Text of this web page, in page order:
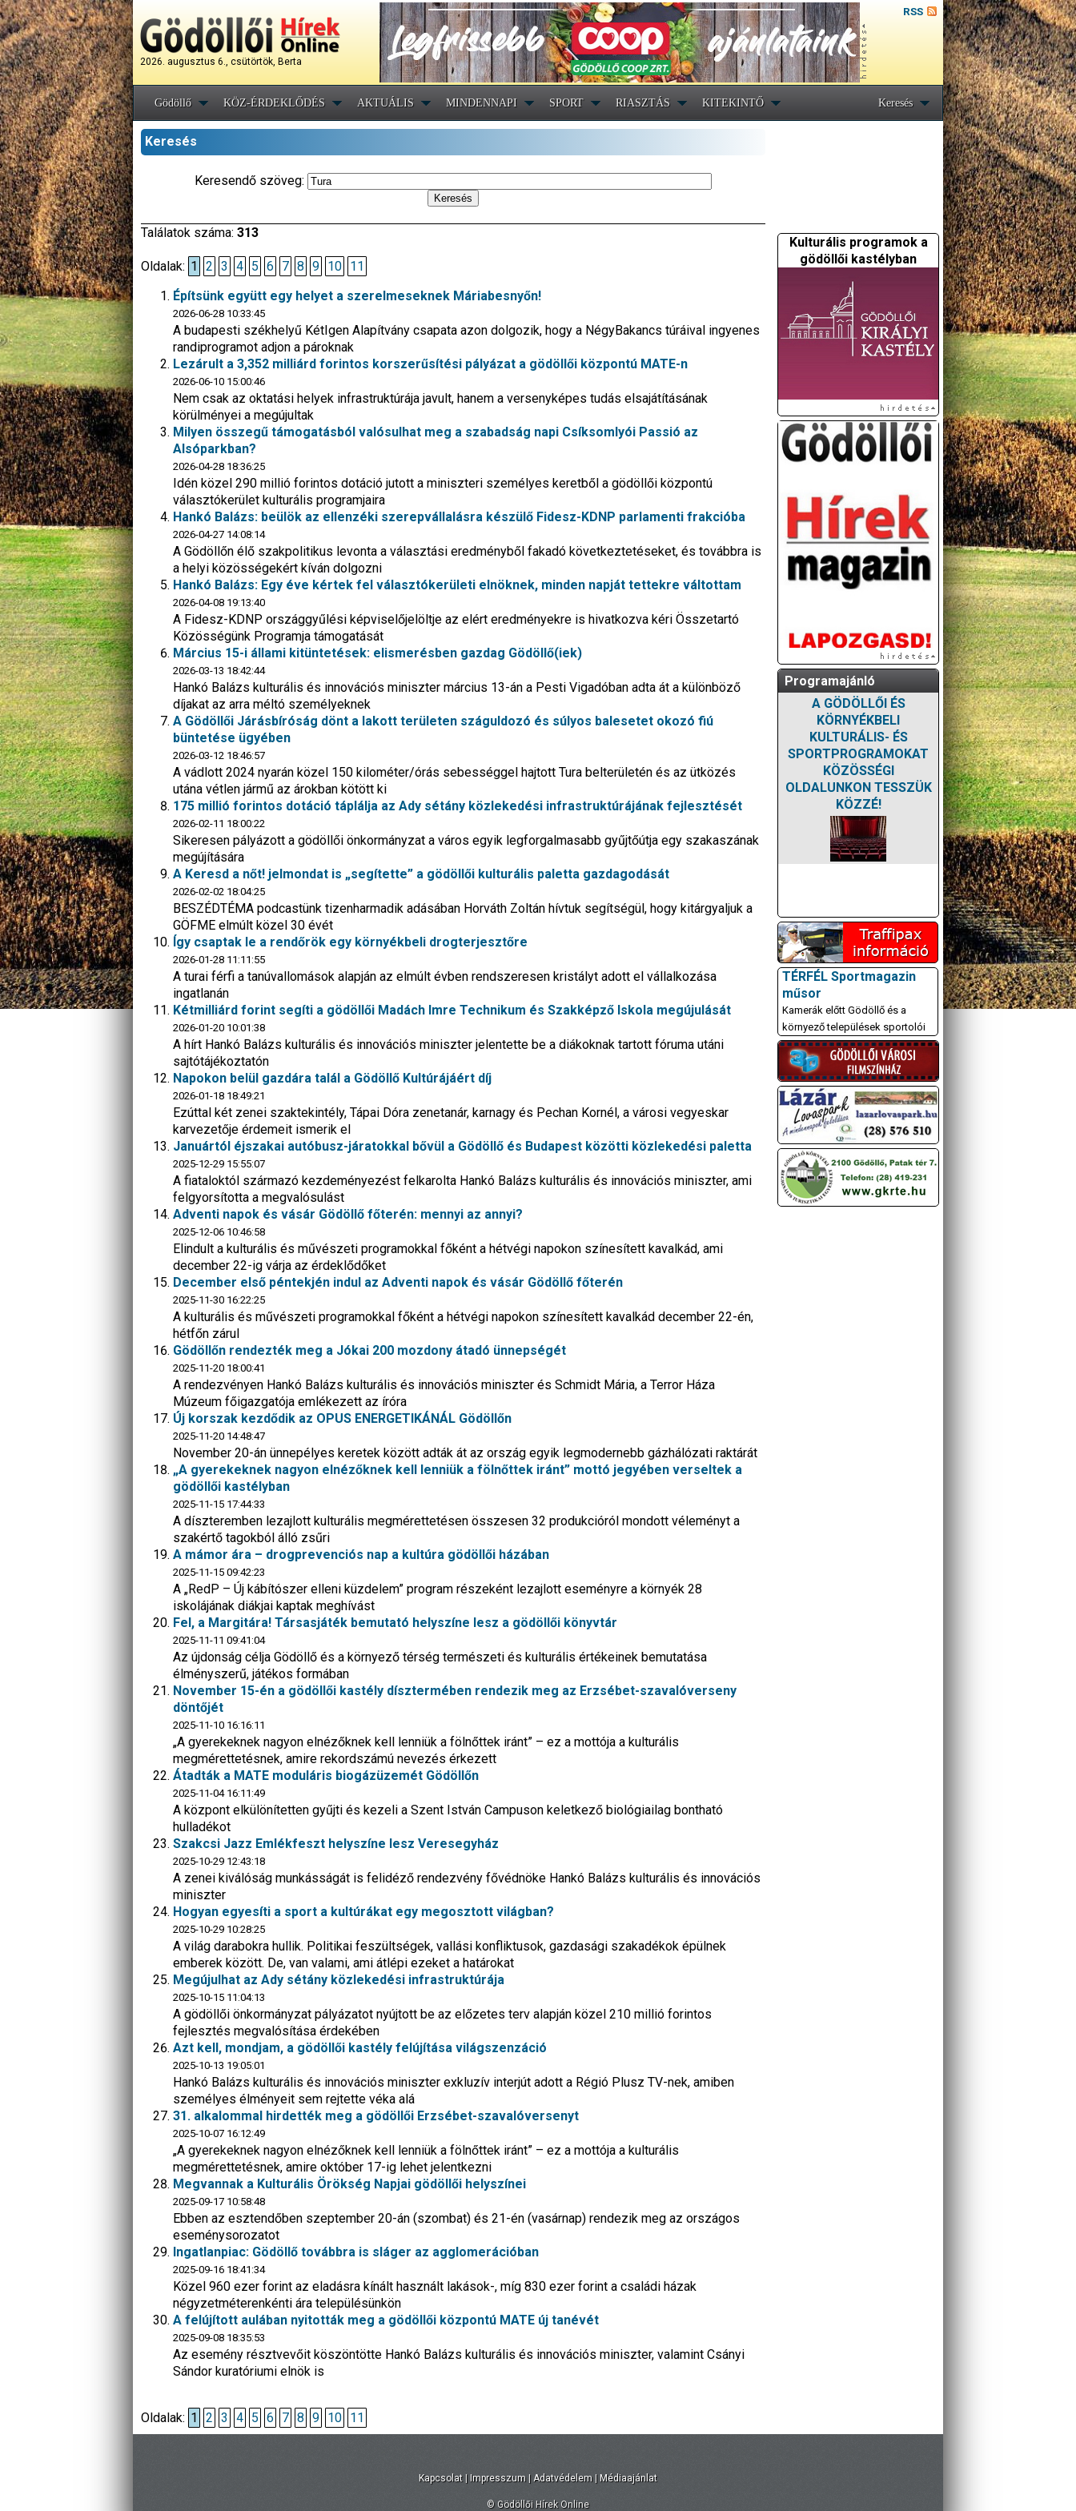
2026. augusztus 6., csütörtök, Berta
RSS
Gödöllő KÖZ-ÉRDEKLŐDÉS AKTUÁLIS MINDENNAPI SPORT RIASZTÁS KITEKINTŐ Keresés
Keresés
Keresendő szöveg:
Találatok száma: 313
Oldalak: 1 2 3 4 5 6 7 8 9 10 11
Építsünk együtt egy helyet a szerelmeseknek Máriabesnyőn!
2026-06-28 10:33:45
A budapesti székhelyű KétIgen Alapítvány csapata azon dolgozik, hogy a NégyBakancs túráival ingyenes
randiprogramot adjon a pároknak
Lezárult a 3,352 milliárd forintos korszerűsítési pályázat a gödöllői központú MATE-n
2026-06-10 15:00:46
Nem csak az oktatási helyek infrastruktúrája javult, hanem a versenyképes tudás elsajátításának
körülményei a megújultak
Milyen összegű támogatásból valósulhat meg a szabadság napi Csíksomlyói Passió az
Alsóparkban?
2026-04-28 18:36:25
Idén közel 290 millió forintos dotáció jutott a miniszteri személyes keretből a gödöllői központú
választókerület kulturális programjaira
Hankó Balázs: beülök az ellenzéki szerepvállalásra készülő Fidesz-KDNP parlamenti frakcióba
2026-04-27 14:08:14
A Gödöllőn élő szakpolitikus levonta a választási eredményből fakadó következtetéseket, és továbbra is
a helyi közösségekért kíván dolgozni
Hankó Balázs: Egy éve kértek fel választókerületi elnöknek, minden napját tettekre váltottam
2026-04-08 19:13:40
A Fidesz-KDNP országgyűlési képviselőjelöltje az elért eredményekre is hivatkozva kéri Összetartó
Közösségünk Programja támogatását
Március 15-i állami kitüntetések: elismerésben gazdag Gödöllő(iek)
2026-03-13 18:42:44
Hankó Balázs kulturális és innovációs miniszter március 13-án a Pesti Vigadóban adta át a különböző
díjakat az arra méltó személyeknek
A Gödöllői Járásbíróság dönt a lakott területen száguldozó és súlyos balesetet okozó fiú
büntetése ügyében
2026-03-12 18:46:57
A vádlott 2024 nyarán közel 150 kilométer/órás sebességgel hajtott Tura belterületén és az ütközés
utána vétlen jármű az árokban kötött ki
175 millió forintos dotáció táplálja az Ady sétány közlekedési infrastruktúrájának fejlesztését
2026-02-11 18:00:22
Sikeresen pályázott a gödöllői önkormányzat a város egyik legforgalmasabb gyűjtőútja egy szakaszának
megújítására
A Keresd a nőt! jelmondat is „segítette” a gödöllői kulturális paletta gazdagodását
2026-02-02 18:04:25
BESZÉDTÉMA podcastünk tizenharmadik adásában Horváth Zoltán hívtuk segítségül, hogy kitárgyaljuk a
GÖFME elmúlt közel 30 évét
Így csaptak le a rendőrök egy környékbeli drogterjesztőre
2026-01-28 11:11:55
A turai férfi a tanúvallomások alapján az elmúlt évben rendszeresen kristályt adott el vállalkozása
ingatlanán
Kétmilliárd forint segíti a gödöllői Madách Imre Technikum és Szakképző Iskola megújulását
2026-01-20 10:01:38
A hírt Hankó Balázs kulturális és innovációs miniszter jelentette be a diákoknak tartott fóruma utáni
sajtótájékoztatón
Napokon belül gazdára talál a Gödöllő Kultúrájáért díj
2026-01-18 18:49:21
Ezúttal két zenei szaktekintély, Tápai Dóra zenetanár, karnagy és Pechan Kornél, a városi vegyeskar
karvezetője érdemeit ismerik el
Januártól éjszakai autóbusz-járatokkal bővül a Gödöllő és Budapest közötti közlekedési paletta
2025-12-29 15:55:07
A fiataloktól származó kezdeményezést felkarolta Hankó Balázs kulturális és innovációs miniszter, ami
felgyorsította a megvalósulást
Adventi napok és vásár Gödöllő főterén: mennyi az annyi?
2025-12-06 10:46:58
Elindult a kulturális és művészeti programokkal főként a hétvégi napokon színesített kavalkád, ami
december 22-ig várja az érdeklődőket
December első péntekjén indul az Adventi napok és vásár Gödöllő főterén
2025-11-30 16:22:25
A kulturális és művészeti programokkal főként a hétvégi napokon színesített kavalkád december 22-én,
hétfőn zárul
Gödöllőn rendezték meg a Jókai 200 mozdony átadó ünnepségét
2025-11-20 18:00:41
A rendezvényen Hankó Balázs kulturális és innovációs miniszter és Schmidt Mária, a Terror Háza
Múzeum főigazgatója emlékezett az íróra
Új korszak kezdődik az OPUS ENERGETIKÁNÁL Gödöllőn
2025-11-20 14:48:47
November 20-án ünnepélyes keretek között adták át az ország egyik legmodernebb gázhálózati raktárát
„A gyerekeknek nagyon elnézőknek kell lenniük a fölnőttek iránt” mottó jegyében verseltek a
gödöllői kastélyban
2025-11-15 17:44:33
A díszteremben lezajlott kulturális megmérettetésen összesen 32 produkcióról mondott véleményt a
szakértő tagokból álló zsűri
A mámor ára – drogprevenciós nap a kultúra gödöllői házában
2025-11-15 09:42:23
A „RedP – Új kábítószer elleni küzdelem” program részeként lezajlott eseményre a környék 28
iskolájának diákjai kaptak meghívást
Fel, a Margitára! Társasjáték bemutató helyszíne lesz a gödöllői könyvtár
2025-11-11 09:41:04
Az újdonság célja Gödöllő és a környező térség természeti és kulturális értékeinek bemutatása
élményszerű, játékos formában
November 15-én a gödöllői kastély dísztermében rendezik meg az Erzsébet-szavalóverseny
döntőjét
2025-11-10 16:16:11
„A gyerekeknek nagyon elnézőknek kell lenniük a fölnőttek iránt” – ez a mottója a kulturális
megmérettetésnek, amire rekordszámú nevezés érkezett
Átadták a MATE moduláris biogázüzemét Gödöllőn
2025-11-04 16:11:49
A központ elkülönítetten gyűjti és kezeli a Szent István Campuson keletkező biológiailag bontható
hulladékot
Szakcsi Jazz Emlékfeszt helyszíne lesz Veresegyház
2025-10-29 12:43:18
A zenei kiválóság munkásságát is felidéző rendezvény fővédnöke Hankó Balázs kulturális és innovációs
miniszter
Hogyan egyesíti a sport a kultúrákat egy megosztott világban?
2025-10-29 10:28:25
A világ darabokra hullik. Politikai feszültségek, vallási konfliktusok, gazdasági szakadékok épülnek
emberek között. De, van valami, ami átlépi ezeket a határokat
Megújulhat az Ady sétány közlekedési infrastruktúrája
2025-10-15 11:04:13
A gödöllői önkormányzat pályázatot nyújtott be az előzetes terv alapján közel 210 millió forintos
fejlesztés megvalósítása érdekében
Azt kell, mondjam, a gödöllői kastély felújítása világszenzáció
2025-10-13 19:05:01
Hankó Balázs kulturális és innovációs miniszter exkluzív interjút adott a Régió Plusz TV-nek, amiben
személyes élményeit sem rejtette véka alá
31. alkalommal hirdették meg a gödöllői Erzsébet-szavalóversenyt
2025-10-07 16:12:49
„A gyerekeknek nagyon elnézőknek kell lenniük a fölnőttek iránt” – ez a mottója a kulturális
megmérettetésnek, amire október 17-ig lehet jelentkezni
Megvannak a Kulturális Örökség Napjai gödöllői helyszínei
2025-09-17 10:58:48
Ebben az esztendőben szeptember 20-án (szombat) és 21-én (vasárnap) rendezik meg az országos
eseménysorozatot
Ingatlanpiac: Gödöllő továbbra is sláger az agglomerációban
2025-09-16 18:41:34
Közel 960 ezer forint az eladásra kínált használt lakások-, míg 830 ezer forint a családi házak
négyzetméterenkénti ára településünkön
A felújított aulában nyitották meg a gödöllői központú MATE új tanévét
2025-09-08 18:35:53
Az esemény résztvevőit köszöntötte Hankó Balázs kulturális és innovációs miniszter, valamint Csányi
Sándor kuratóriumi elnök is
Oldalak: 1 2 3 4 5 6 7 8 9 10 11
Kulturális programok a
gödöllői kastélyban
Programajánló
A GÖDÖLLŐI ÉS
KÖRNYÉKBELI
KULTURÁLIS- ÉS
SPORTPROGRAMOKAT
KÖZÖSSÉGI
OLDALUNKON TESSZÜK
KÖZZÉ!
TÉRFÉL Sportmagazin
műsor
Kamerák előtt Gödöllő és a
környező települések sportolói
Kapcsolat | Impresszum | Adatvédelem | Médiaajánlat
© Gödöllői Hírek Online